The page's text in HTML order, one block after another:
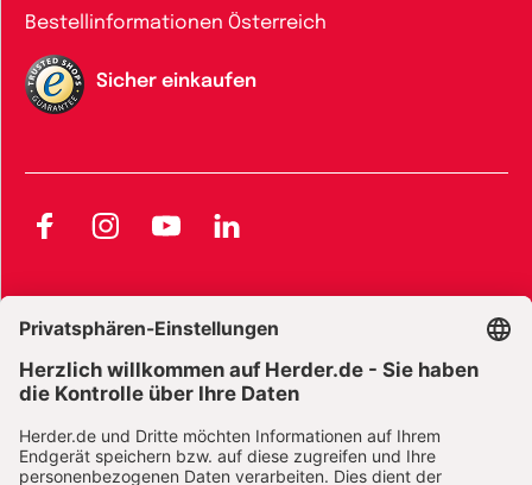
Bestellinformationen Österreich
Sicher einkaufen
FacebookInstagramYouTubeLinkedIn
Widerrufsbelehrung E-Books
Widerrufsbelehrung Zeitschriften Datenschutz
Datenschutz Social Media Barrierefreiheit